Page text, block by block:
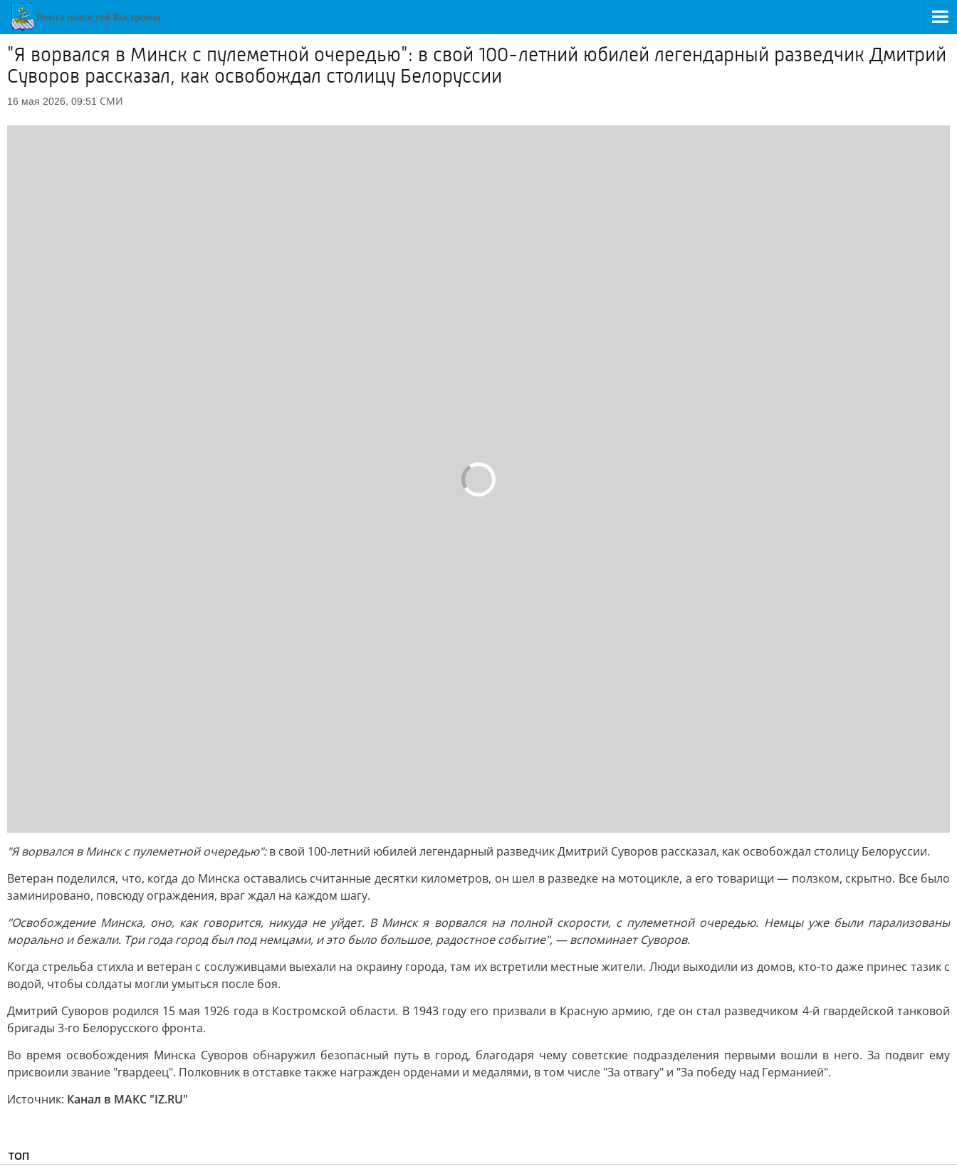
"Я ворвался в Минск с пулеметной очередью": в свой 100-летний юбилей легендарный разведчик Дмитрий
Суворов рассказал, как освобождал столицу Белоруссии
16 мая 2026, 09:51 СМИ
"Я ворвался в Минск с пулеметной очередью":в свой 100-летний юбилей легендарный разведчик Дмитрий Суворов рассказал, как освобождал столицу Белоруссии.
Ветеран поделился, что, когда до Минска оставались считанные десятки километров, он шел в разведке на мотоцикле, а его товарищи — ползком, скрытно. Все было
заминировано, повсюду ограждения, враг ждал на каждом шагу.
"Освобождение Минска, оно, как говорится, никуда не уйдет. В Минск я ворвался на полной скорости, с пулеметной очередью. Немцы уже были парализованы
морально и бежали. Три года город был под немцами, и это было большое, радостное событие", — вспоминает Суворов.
Когда стрельба стихла и ветеран с сослуживцами выехали на окраину города, там их встретили местные жители. Люди выходили из домов, кто-то даже принес тазик с
водой, чтобы солдаты могли умыться после боя.
Дмитрий Суворов родился 15 мая 1926 года в Костромской области. В 1943 году его призвали в Красную армию, где он стал разведчиком 4-й гвардейской танковой
бригады 3-го Белорусского фронта.
Во время освобождения Минска Суворов обнаружил безопасный путь в город, благодаря чему советские подразделения первыми вошли в него. За подвиг ему
присвоили звание "гвардеец". Полковник в отставке также награжден орденами и медалями, в том числе "За отвагу" и "За победу над Германией".
Источник: Канал в МАКС "IZ.RU"
ТОП